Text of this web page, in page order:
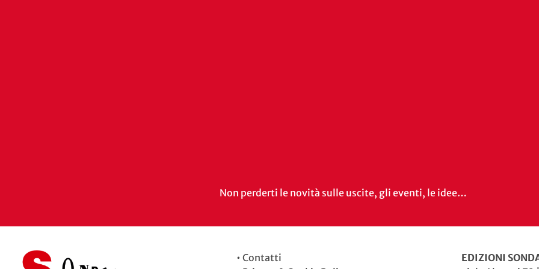
Non perderti le novità sulle uscite, gli eventi, le idee…
•Contatti
EDIZIONI